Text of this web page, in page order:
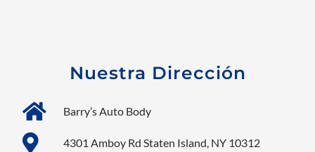
Nuestra Dirección
Barry’s Auto Body
4301 Amboy Rd Staten Island, NY 10312